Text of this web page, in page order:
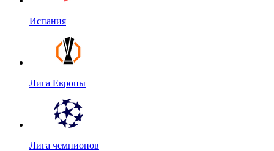
Испания
Лига Европы
Лига чемпионов